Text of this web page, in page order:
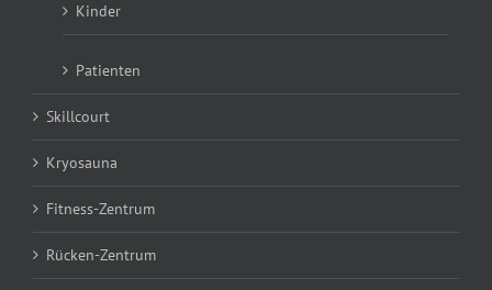
Kinder
Patienten
Skillcourt
Kryosauna
Fitness-Zentrum
Rücken-Zentrum